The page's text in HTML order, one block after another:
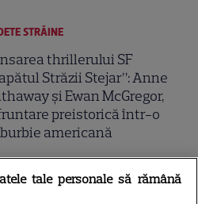
STRĂINE
thrillerului SF
Străzii Stejar”: Anne
și Ewan McGregor,
preistorică într-o
americană
ONLINE
tale personale să rămână